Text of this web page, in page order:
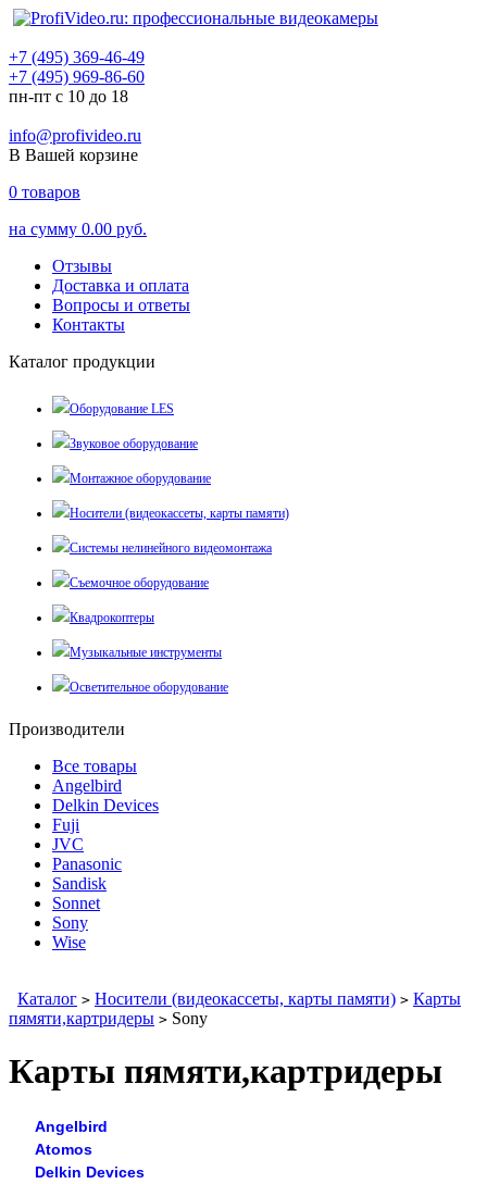
+7 (495) 369-46-49
+7 (495) 969-86-60
пн-пт с 10 до 18
info@profivideo.ru
В Вашей корзине
0 товаров
на сумму 0.00 руб.
Отзывы
Доставка и оплата
Вопросы и ответы
Контакты
Каталог продукции
Оборудование LES
Звуковое оборудование
Монтажное оборудование
Носители (видеокассеты, карты памяти)
Системы нелинейного видеомонтажа
Съемочное оборудование
Квадрокоптеры
Музыкальные инструменты
Осветительное оборудование
Производители
Все товары
Angelbird
Delkin Devices
Fuji
JVC
Panasonic
Sandisk
Sonnet
Sony
Wise
Каталог > Носители (видеокассеты, карты памяти) > Карты
пямяти,картридеры > Sony
Карты пямяти,картридеры
Angelbird
Atomos
Delkin Devices